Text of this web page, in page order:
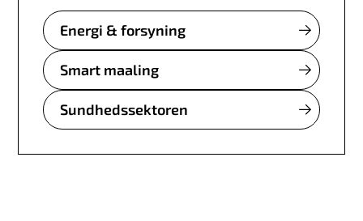
Energi & forsyning
Smart maaling
Sundhedssektoren